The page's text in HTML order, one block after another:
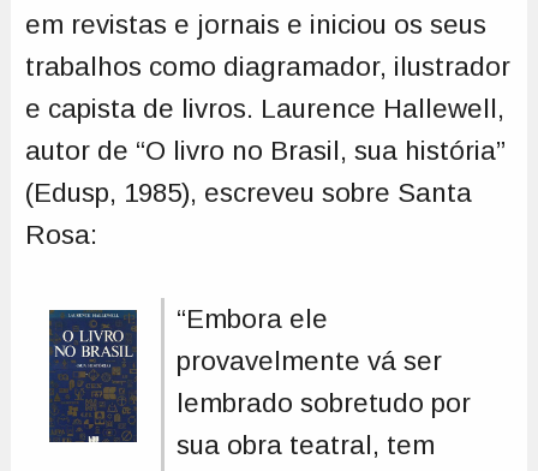
em revistas e jornais e iniciou os seus
trabalhos como diagramador, ilustrador
e capista de livros. Laurence Hallewell,
autor de “O livro no Brasil, sua história”
(Edusp, 1985), escreveu sobre Santa
Rosa:
“Embora ele
provavelmente vá ser
lembrado sobretudo por
sua obra teatral, tem